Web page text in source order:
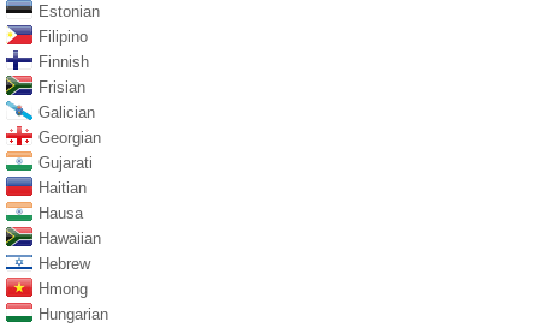
Estonian
Filipino
Finnish
Frisian
Galician
Georgian
Gujarati
Haitian
Hausa
Hawaiian
Hebrew
Hmong
Hungarian